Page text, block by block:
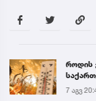
როდის
7 აგვ